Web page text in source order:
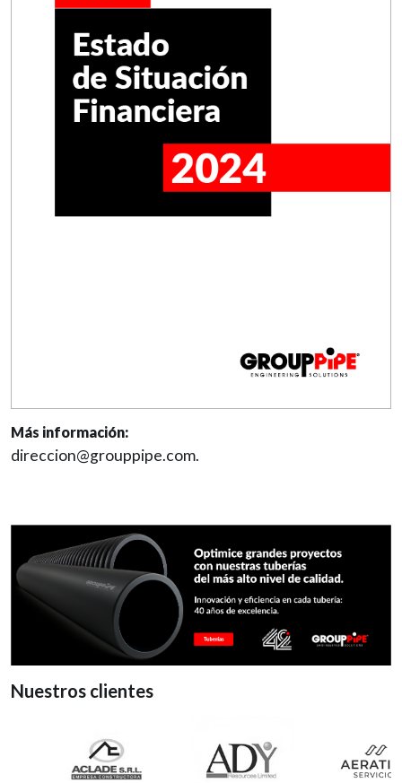
Más información:
direccion@grouppipe.com.
Nuestros clientes